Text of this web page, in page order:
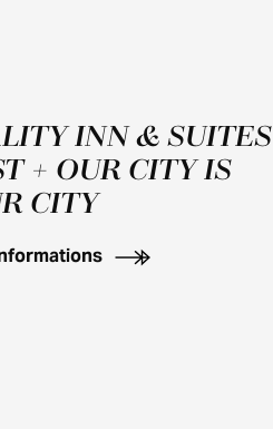
OFFER APPLIES
INN & SUITES
+ OUR CITY IS
CITY